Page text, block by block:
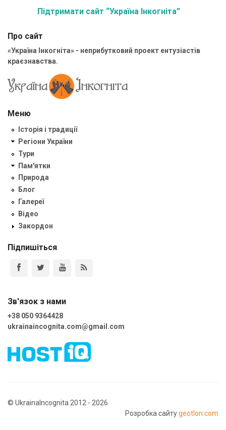
Підтримати сайт “Україна Інкогніта”
Про сайт
«Україна Інкогніта» - неприбутковий проект ентузіастів
краєзнавства.
Меню
Історія і традиції
Регіони України
Тури
Пам'ятки
Природа
Блог
Галереї
Відео
Закордон
Підпишіться
Зв'язок з нами
+38 050 9364428
ukrainaincognita.com@gmail.com
© UkrainaIncognita 2012 - 2026
Розробка сайтуgeotlon.com